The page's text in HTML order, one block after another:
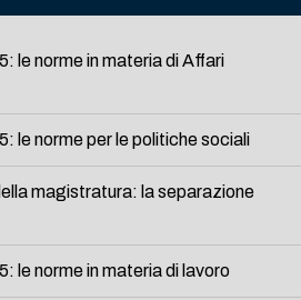
le norme in materia di Affari
le norme per le politiche sociali
magistratura: la separazione
le norme in materia di lavoro